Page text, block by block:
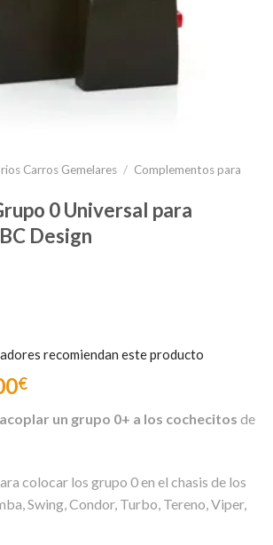
Carros Gemelares / Complementos para
0 Universal para
Design
recomiendan este producto
€El
actual
un grupo 0+ a los cochecitos de
colocar los grupo 0 en el chasis de los
Swing, Condor, Turbo, Tereno, Viper,